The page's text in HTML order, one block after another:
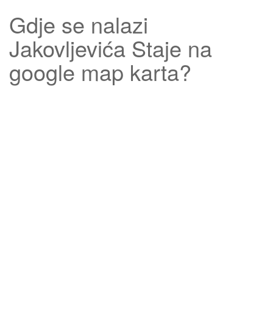
Gdje se nalazi
Jakovljevića Staje na
google map karta?